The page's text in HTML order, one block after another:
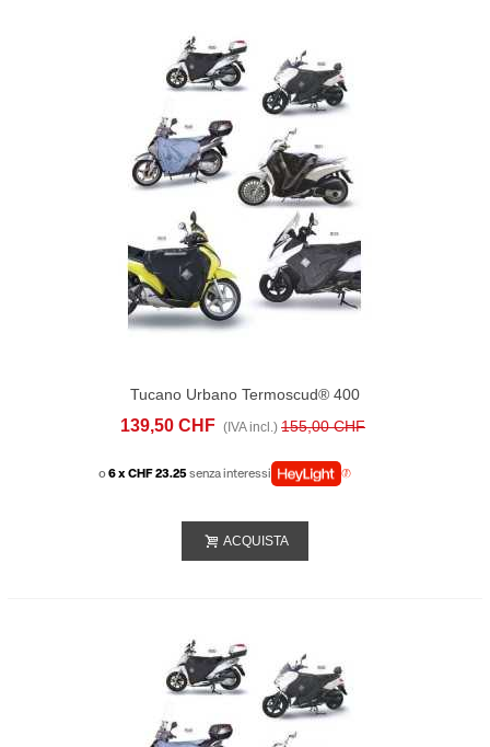
Tucano Urbano Termoscud® 400
139,50 CHF (IVA incl.) 155,00 CHF
o6 x CHF 23.25senza interessi
ACQUISTA